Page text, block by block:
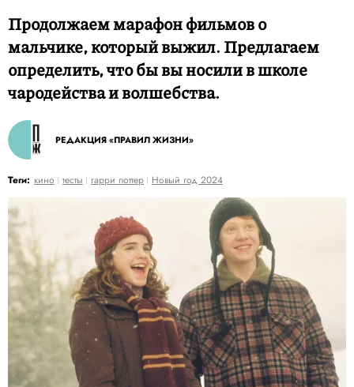
Продолжаем марафон фильмов о
мальчике, который выжил. Предлагаем
определить, что бы вы носили в школе
чародейства и волшебства.
РЕДАКЦИЯ «ПРАВИЛ ЖИЗНИ»
Теги: кино тесты гарри поттер Новый год 2024